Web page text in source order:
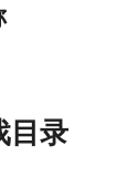
目录